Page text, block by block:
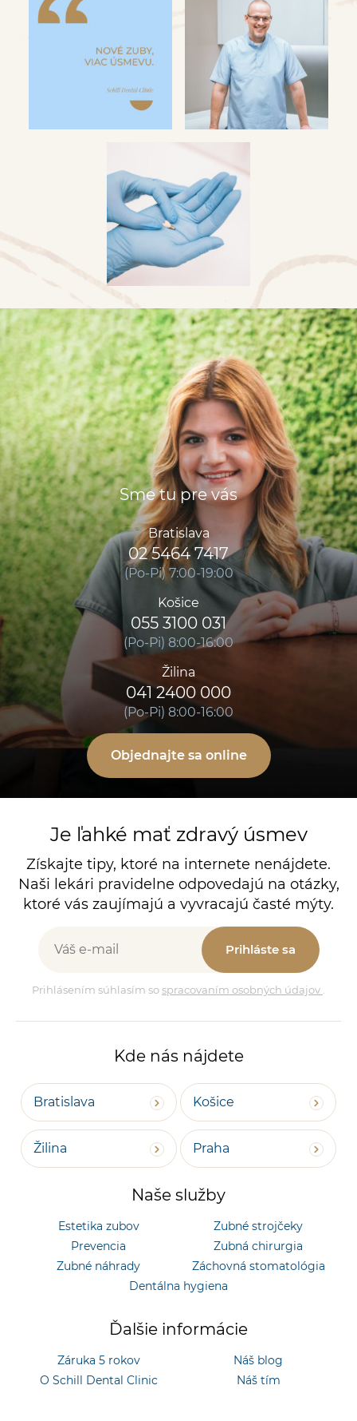
Je ľahké mať zdravý úsmev
Získajte tipy, ktoré na internete nenájdete.
Naši lekári pravidelne odpovedajú na otázky,
ktoré vás zaujímajú a vyvracajú časté mýty.
Prihláste sa
Prihlásením súhlasím so spracovaním osobných údajov
Kde nás nájdete
Bratislava Košice
Žilina Praha
Naše služby
Estetika zubov
Zubné strojčeky
Prevencia
Zubná chirurgia
Zubné náhrady
Záchovná stomatológia
Dentálna hygiena
Ďalšie informácie
Záruka 5 rokov
Náš blog
O Schill Dental Clinic
Náš tím
Sme tu pre vás
Bratislava
02 5464 7417
(Po-Pi) 7:00-19:00
Košice
055 3100 031
(Po-Pi) 8:00-16:00
Žilina
041 2400 000
(Po-Pi) 8:00-16:00
Objednajte sa online